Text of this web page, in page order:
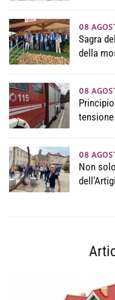
08
Sagra
della
08
08
Non